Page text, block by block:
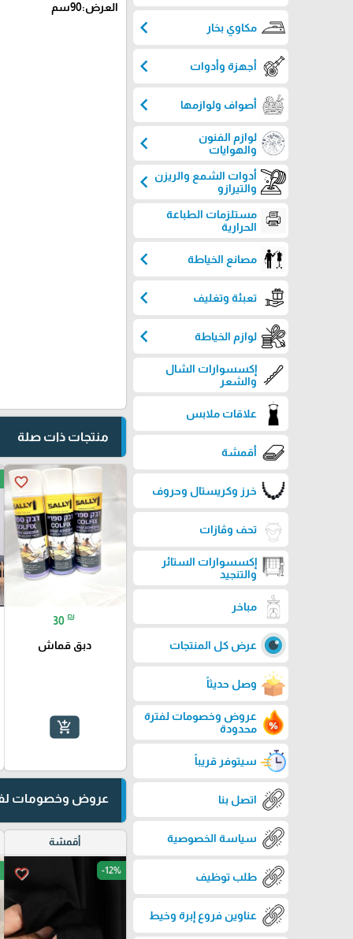
مكاوي بخار chevron_left
أجهزة وأدوات chevron_left
أصواف ولوازمها chevron_left
لوازم الفنون
والهوايات
chevron_left
أدوات الشمع والريزن
والتيرازو
chevron_left
مستلزمات الطباعة
الحرارية
مصانع الخياطة chevron_left
تعبئة وتغليف chevron_left
لوازم الخياطة chevron_left
إكسسوارات الشال
والشعر
علاقات ملابس
أقمشة
خرز وكريستال وحروف
تحف وڤازات
إكسسوارات الستائر
والتنجيد
مباخر
عرض كل المنتجات
وصل حديثاً
عروض وخصومات لفترة
محدودة
سيتوفر قريباً
اتصل بنا
سياسة الخصوصية
طلب توظيف
عناوين فروع إبرة وخيط
العرض:90سم
منتجات ذات صلة
favorite_border
30 ₪
دبق قماش
add_shopping_cart
عروض وخصومات
أقمشة
favorite_border -12%